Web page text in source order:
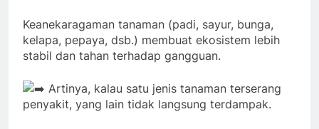
Keanekaragaman tanaman (padi, sayur, bunga,
kelapa, pepaya, dsb.) membuat ekosistem lebih
stabil dan tahan terhadap gangguan.
Artinya, kalau satu jenis tanaman terserang
penyakit, yang lain tidak langsung terdampak.